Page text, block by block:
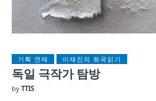
기획 연재 이재진의 희곡읽기
독일 극작가 탐방
by TTIS